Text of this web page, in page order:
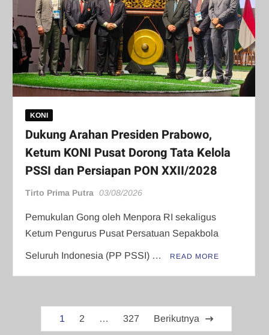
KONI
Dukung Arahan Presiden Prabowo,
Ketum KONI Pusat Dorong Tata Kelola
PSSI dan Persiapan PON XXII/2028
Tirto Prima Putra 03/08/2026
​Pemukulan Gong oleh Menpora RI sekaligus
Ketum Pengurus Pusat Persatuan Sepakbola
Seluruh Indonesia (PP PSSI) … READ MORE
Paginasi
1 2 … 327 Berikutnya